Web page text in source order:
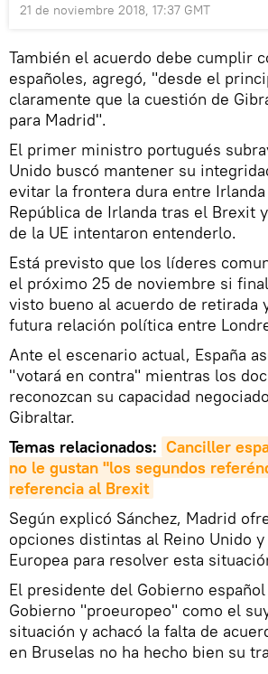
21 de noviembre 2018, 17:37 GMT
También el acuerdo debe cumplir
españoles, agregó, "desde el
claramente que la cuestión de
para Madrid".
El primer ministro portugués
Unido buscó mantener su
evitar la frontera dura entre
República de Irlanda tras el Brexit
de la UE intentaron entenderlo.
Está previsto que los líderes
el próximo 25 de noviembre si
visto bueno al acuerdo de retirada
futura relación política entre
Ante el escenario actual, España
"votará en contra" mientras los
reconozcan su capacidad
Gibraltar.
Temas relacionados: Canciller
no le gustan "los segundos
referencia al Brexit
Según explicó Sánchez, Madrid
opciones distintas al Reino Unido y
Europea para resolver esta
El presidente del Gobierno
Gobierno "proeuropeo" como el
situación y achacó la falta de
en Bruselas no ha hecho bien su